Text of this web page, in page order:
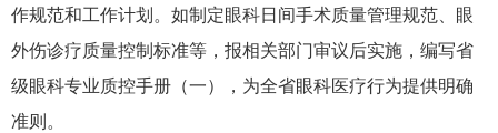
作规范和工作计划。如制定眼科日间手术质量管理规范、眼
外伤诊疗质量控制标准等，报相关部门审议后实施，编写省
级眼科专业质控手册（一），为全省眼科医疗行为提供明确
准则。